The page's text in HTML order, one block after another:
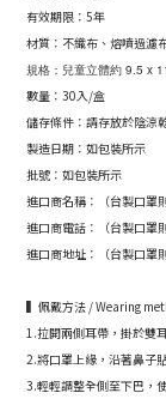
有效期限：5年
材質：不織布、熔噴過濾
規格：兒童立體約 9.5 x
數量：30入/盒
儲存條件：請存放於陰涼
製造日期：如包裝所示
批號：如包裝所示
進口商名稱：（台製口罩則
進口商電話：（台製口罩則
進口商地址：（台製口罩則
▍佩戴方法 / Wearing
1.拉開兩側耳帶，掛於雙
2.將口罩上緣，沿著鼻子
3.輕輕調整全側至下巴，